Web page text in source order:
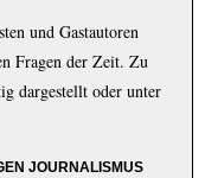
und Gastautoren
Fragen der Zeit. Zu
dargestellt oder unter
JOURNALISMUS